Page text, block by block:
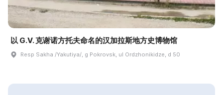
以 G.V. 克谢诺方托夫命名的汉加拉斯地方史博物馆
Resp Sakha /Yakutiya/, g Pokrovsk, ul Ordzhonikidze, d 50